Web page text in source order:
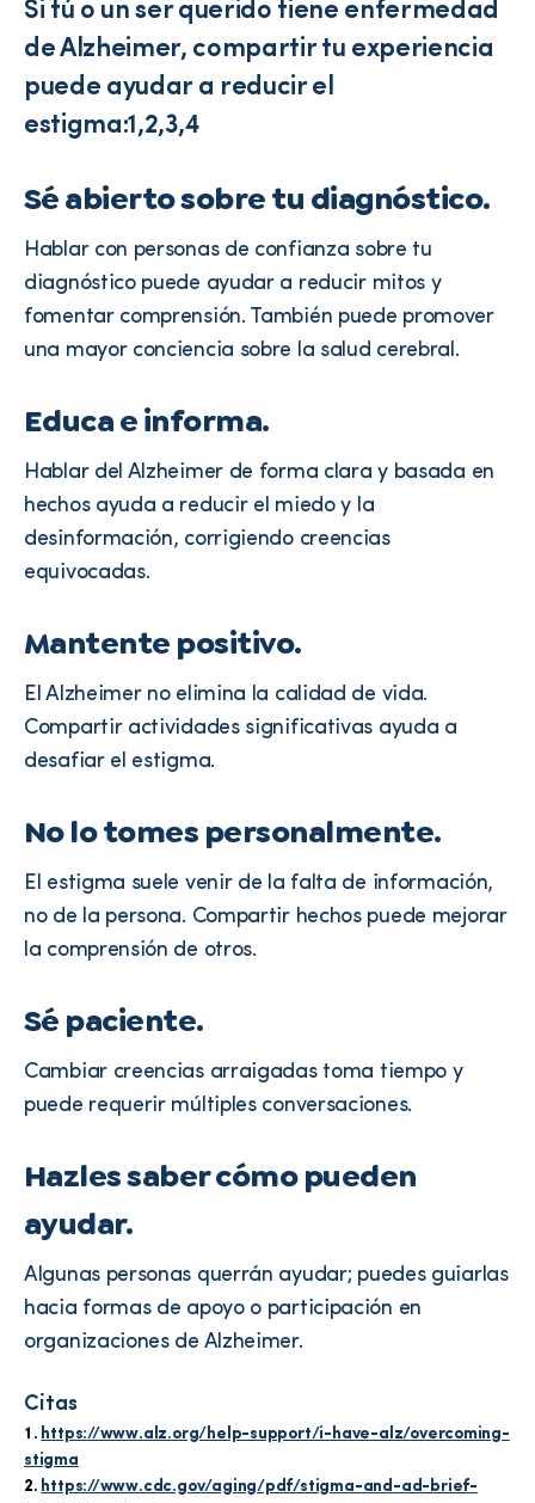
Si tú o un ser querido tiene enfermedad
de Alzheimer, compartir tu experiencia
puede ayudar a reducir el
estigma:1,2,3,4
Sé abierto sobre tu diagnóstico.
Hablar con personas de confianza sobre tu
diagnóstico puede ayudar a reducir mitos y
fomentar comprensión. También puede promover
una mayor conciencia sobre la salud cerebral.
Educa e informa.
Hablar del Alzheimer de forma clara y basada en
hechos ayuda a reducir el miedo y la
desinformación, corrigiendo creencias
equivocadas.
Mantente positivo.
El Alzheimer no elimina la calidad de vida.
Compartir actividades significativas ayuda a
desafiar el estigma.
No lo tomes personalmente.
El estigma suele venir de la falta de información,
no de la persona. Compartir hechos puede mejorar
la comprensión de otros.
Sé paciente.
Cambiar creencias arraigadas toma tiempo y
puede requerir múltiples conversaciones.
Hazles saber cómo pueden
ayudar.
Algunas personas querrán ayudar; puedes guiarlas
hacia formas de apoyo o participación en
organizaciones de Alzheimer.
Citas
https://www.alz.org/help-support/i-have-alz/overcoming-
stigma
https://www.cdc.gov/aging/pdf/stigma-and-ad-brief-